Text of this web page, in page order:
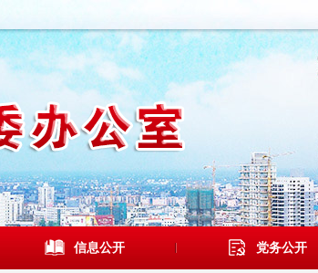
信息公开 党务公开